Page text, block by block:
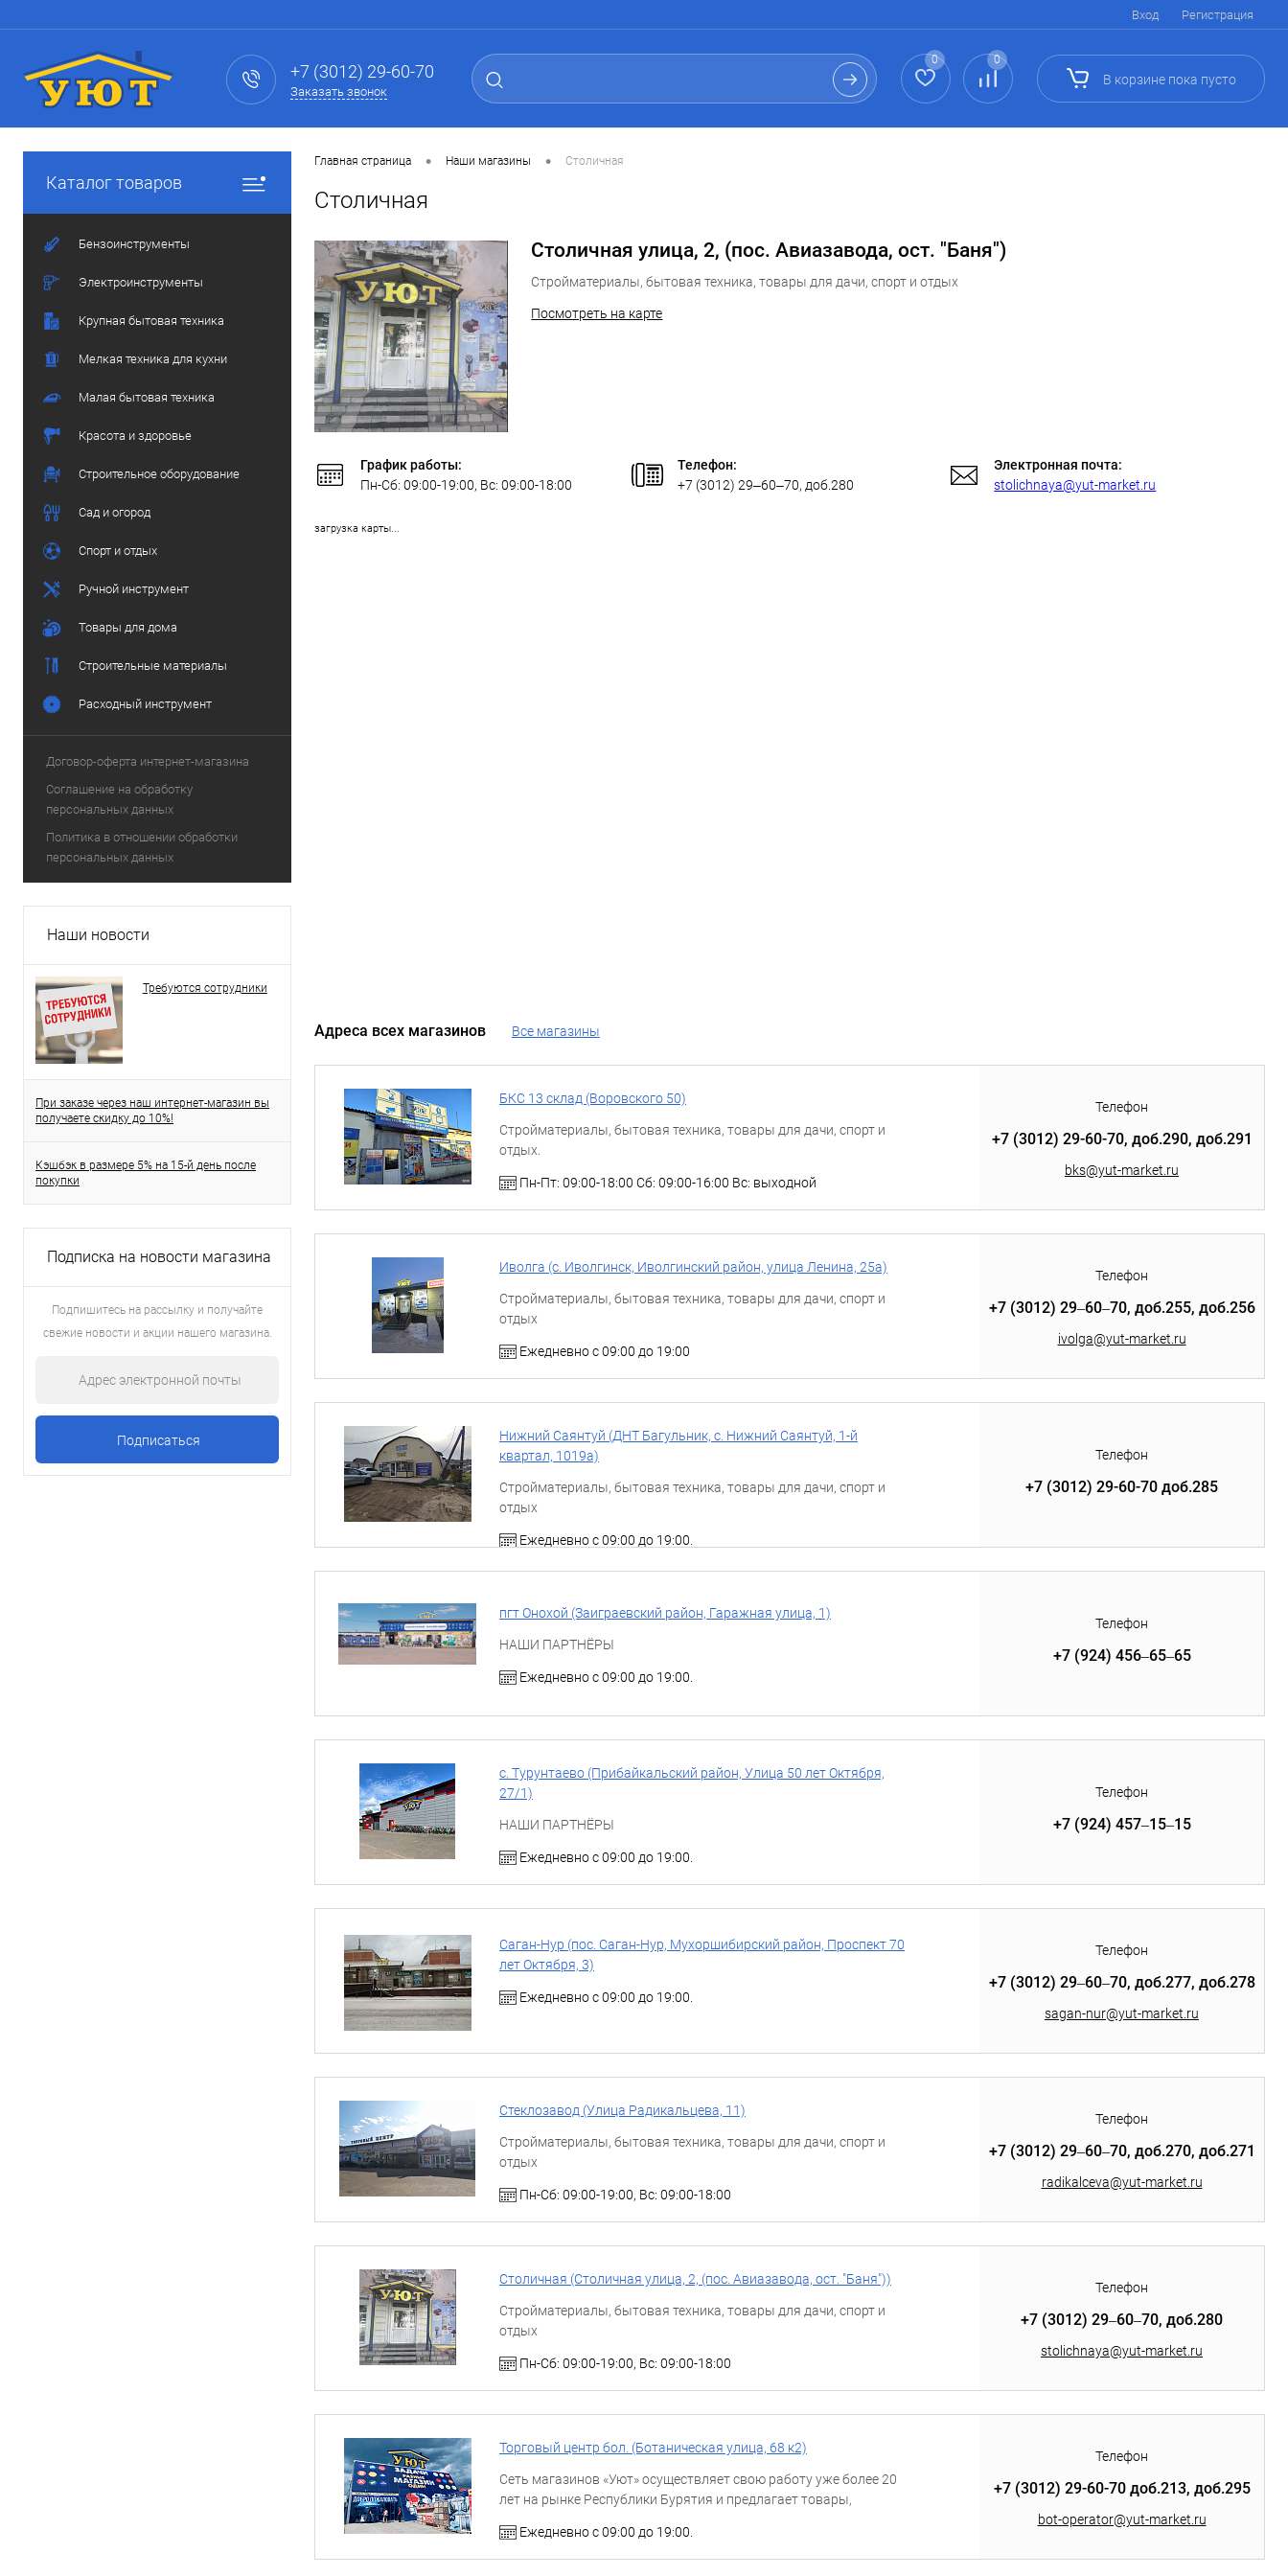
Вход Регистрация
+7 (3012) 29-60-70
Заказать звонок
0 0
В корзине пока пусто
Каталог товаров
Бензоинструменты
Электроинструменты
Крупная бытовая техника
Мелкая техника для кухни
Малая бытовая техника
Красота и здоровье
Строительное оборудование
Сад и огород
Спорт и отдых
Ручной инструмент
Товары для дома
Строительные материалы
Расходный инструмент
Договор-оферта интернет-магазина
Соглашение на обработку
персональных данных
Политика в отношении обработки
персональных данных
Наши новости
Требуются сотрудники
При заказе через наш интернет-магазин вы
получаете скидку до 10%!
Кэшбэк в размере 5% на 15-й день после
покупки
Подписка на новости магазина
Подпишитесь на рассылку и получайте
свежие новости и акции нашего магазина.
Главная страница • Наши магазины • Столичная
Столичная
Столичная улица, 2, ​(пос. Авиазавода, ост. "Баня")
Стройматериалы, бытовая техника, товары для дачи, спорт и отдых
Посмотреть на карте
График работы:
Пн-Сб: 09:00-19:00, Вс: 09:00-18:00
Телефон:
+7 (3012) 29‒60‒70, доб.280
Электронная почта:
stolichnaya@yut-market.ru
загрузка карты...
Адреса всех магазинов Все магазины
БКС 13 склад (Воровского 50)
Стройматериалы, бытовая техника, товары для дачи, спорт и
отдых.
Пн-Пт: 09:00-18:00 Сб: 09:00-16:00 Вс: выходной
Телефон
+7 (3012) 29-60-70, доб.290, доб.291
bks@yut-market.ru
Иволга (с. Иволгинск, Иволгинский район, улица Ленина, 25а​)
Стройматериалы, бытовая техника, товары для дачи, спорт и
отдых
Ежедневно с 09:00 до 19:00
Телефон
+7 (3012) 29‒60‒70, доб.255, доб.256
ivolga@yut-market.ru
Нижний Саянтуй (ДНТ Багульник, с. Нижний Саянтуй, ​1-й
квартал, 1019а)
Стройматериалы, бытовая техника, товары для дачи, спорт и
отдых
Ежедневно с 09:00 до 19:00.
Телефон
+7 (3012) 29-60-70 доб.285
пгт Онохой (Заиграевский район, Гаражная улица, 1)
НАШИ ПАРТНЁРЫ
Ежедневно с 09:00 до 19:00.
Телефон
+7 (924) 456‒65‒65
с. Турунтаево (Прибайкальский район, ​Улица 50 лет Октября,
27/1)
НАШИ ПАРТНЁРЫ
Ежедневно с 09:00 до 19:00.
Телефон
+7 (924) 457‒15‒15
Саган-Нур (пос. Саган-Нур, Мухоршибирский район, Проспект 70
лет Октября, 3)
Ежедневно с 09:00 до 19:00.
Телефон
+7 (3012) 29‒60‒70, доб.277, доб.278
sagan-nur@yut-market.ru
Стеклозавод (​Улица Радикальцева, 11)
Стройматериалы, бытовая техника, товары для дачи, спорт и
отдых
Пн-Сб: 09:00-19:00, Вс: 09:00-18:00
Телефон
+7 (3012) 29‒60‒70, доб.270, доб.271
radikalceva@yut-market.ru
Столичная (Столичная улица, 2, ​(пос. Авиазавода, ост. "Баня"))
Стройматериалы, бытовая техника, товары для дачи, спорт и
отдых
Пн-Сб: 09:00-19:00, Вс: 09:00-18:00
Телефон
+7 (3012) 29‒60‒70, доб.280
stolichnaya@yut-market.ru
Торговый центр бол. (Ботаническая улица, 68 к2)
Сеть магазинов «Уют» осуществляет свою работу уже более 20
лет на рынке Республики Бурятия и предлагает товары,
низким
Ежедневно с 09:00 до 19:00.
Телефон
+7 (3012) 29-60-70 доб.213, доб.295
bot-operator@yut-market.ru